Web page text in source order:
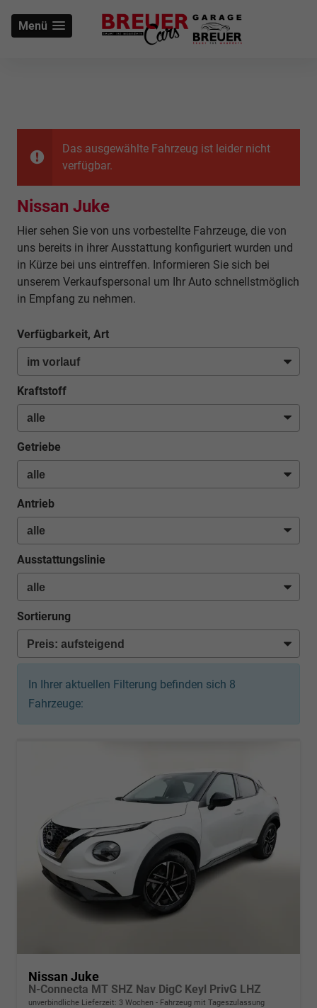
Menü
Das ausgewählte Fahrzeug ist leider nicht
verfügbar.
Nissan Juke
Hier sehen Sie von uns vorbestellte Fahrzeuge, die von
uns bereits in ihrer Ausstattung konfiguriert wurden und
in Kürze bei uns eintreffen. Informieren Sie sich bei
unserem Verkaufspersonal um Ihr Auto schnellstmöglich
in Empfang zu nehmen.
Verfügbarkeit, Art
Kraftstoff
Getriebe
Antrieb
Ausstattungslinie
Sortierung
In Ihrer aktuellen Filterung befinden sich 8
Fahrzeuge:
Nissan Juke
N-Connecta MT SHZ Nav DigC Keyl PrivG LHZ
unverbindliche Lieferzeit: 3 Wochen Fahrzeug mit Tageszulassung